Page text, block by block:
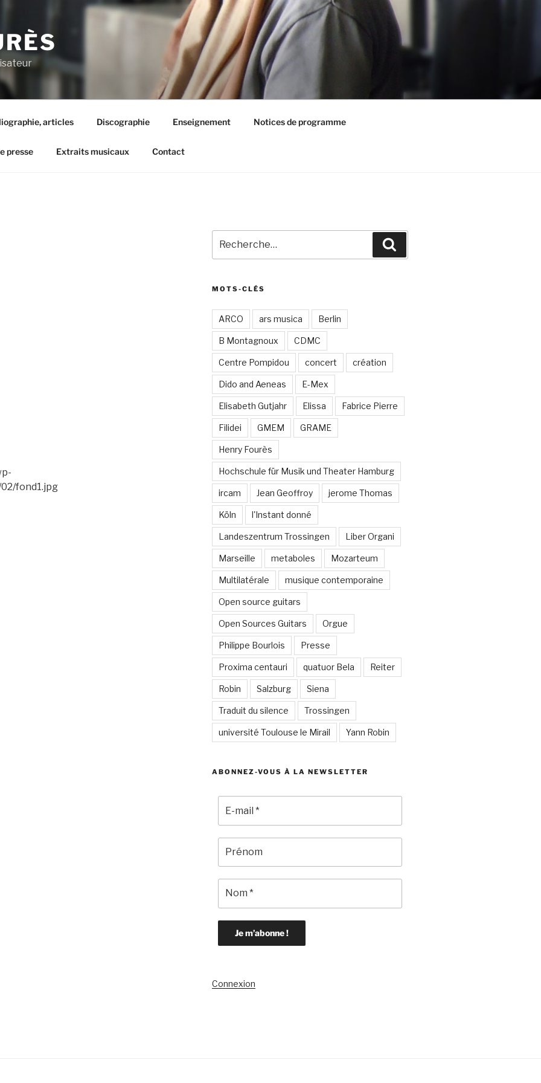
articles Discographie Enseignement Notices de programme
presse Extraits musicaux Contact
fond1.jpg
pour
:
MOTS-CLÉS
ARCO ars musica Berlin
B Montagnoux CDMC
Centre Pompidou concert création
Dido and Aeneas E-Mex
Elisabeth Gutjahr Elissa Fabrice Pierre
Filidei GMEM GRAME
Henry Fourès
Hochschule für Musik und Theater Hamburg
ircam Jean Geoffroy jerome Thomas
Köln l'Instant donné
Landeszentrum Trossingen Liber Organi
Marseille metaboles Mozarteum
Multilatérale musique contemporaine
Open source guitars
Open Sources Guitars Orgue
Philippe Bourlois Presse
Proxima centauri quatuor Bela Reiter
Robin Salzburg Siena
Traduit du silence Trossingen
université Toulouse le Mirail Yann Robin
ABONNEZ-VOUS À LA NEWSLETTER
Connexion